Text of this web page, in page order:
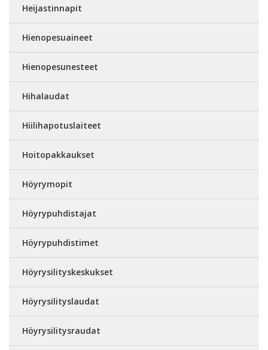
Heijastinnapit
Hienopesuaineet
Hienopesunesteet
Hihalaudat
Hiilihapotuslaiteet
Hoitopakkaukset
Höyrymopit
Höyrypuhdistajat
Höyrypuhdistimet
Höyrysilityskeskukset
Höyrysilityslaudat
Höyrysilitysraudat